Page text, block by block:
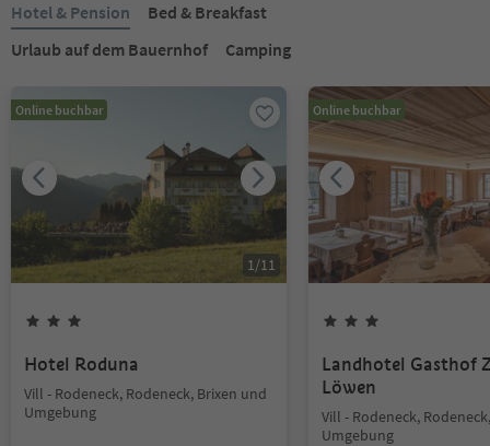
Hotel & Pension
Bed & Breakfast
Urlaub auf dem Bauernhof
Camping
Online buchbar
1/11
Hotel Roduna
Vill - Rodeneck, Rodeneck, Brixen und
Umgebung
Online buchbar
Landhotel Gasthof
Löwen
Vill - Rodeneck,
Umgebung